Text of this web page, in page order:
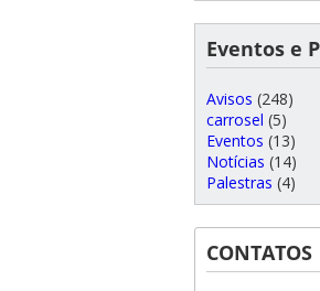
Eventos e
Avisos (248)
carrosel (5)
Eventos (13)
Notícias (14)
Palestras (4)
CONTATOS